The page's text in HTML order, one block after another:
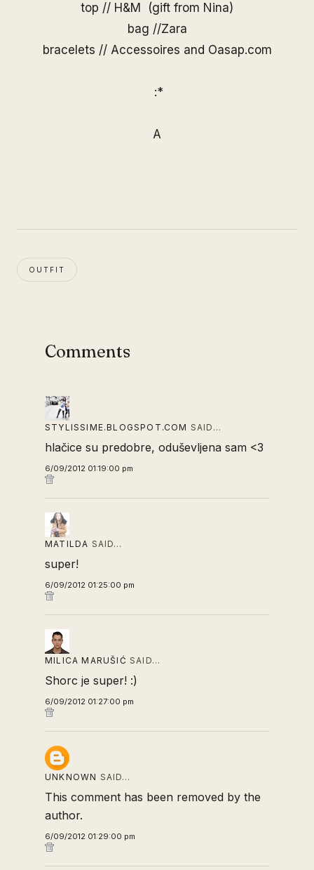
top // H&M (gift from Nina)
bag //Zara
bracelets // Accessoires and Oasap.com
:*
A
OUTFIT
Comments
STYLISSIME.BLOGSPOT.COM SAID…
hlačice su predobre, oduševljena sam <3
6/09/2012 01:19:00 pm
MATILDA SAID…
super!
6/09/2012 01:25:00 pm
MILICA MARUŠIĆ SAID…
Shorc je super! :)
6/09/2012 01:27:00 pm
UNKNOWN SAID…
This comment has been removed by the
author.
6/09/2012 01:29:00 pm